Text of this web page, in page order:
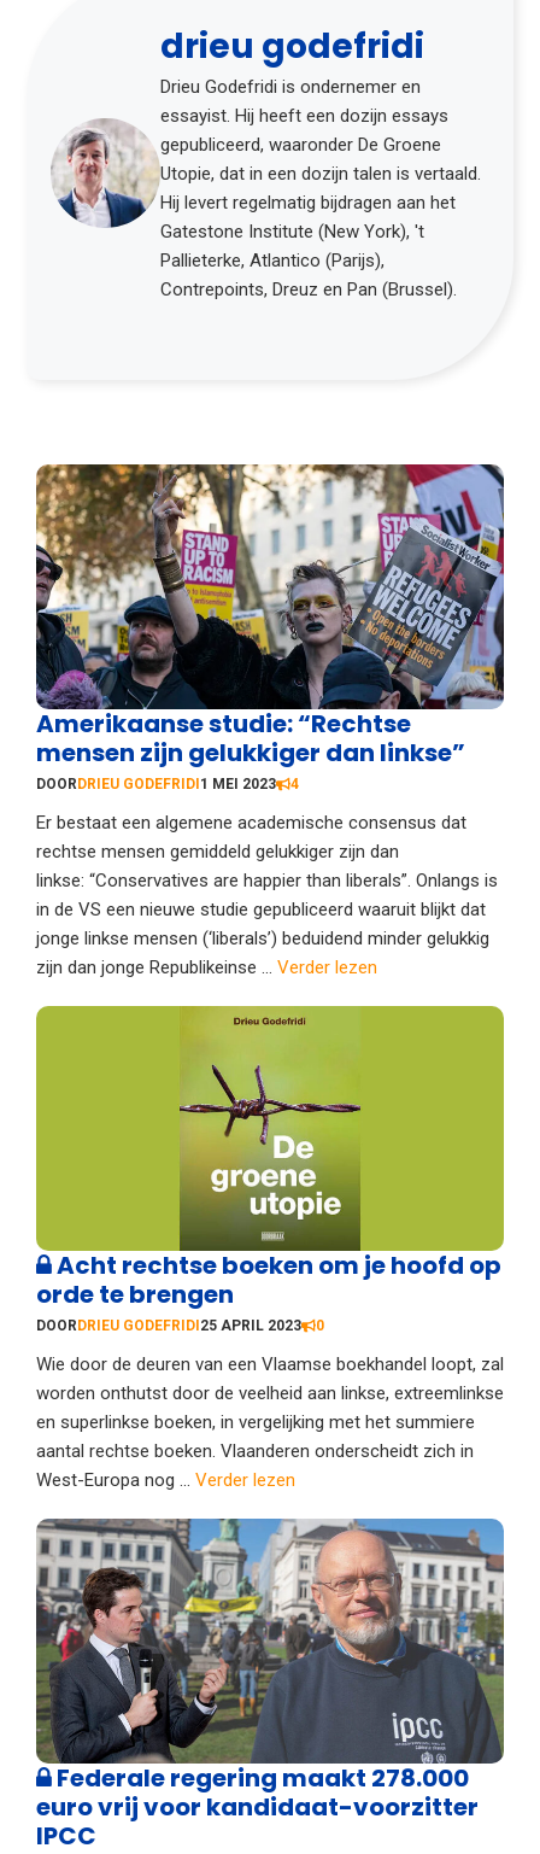
drieu godefridi
Drieu Godefridi is ondernemer en
essayist. Hij heeft een dozijn essays
gepubliceerd, waaronder De Groene
Utopie, dat in een dozijn talen is vertaald.
Hij levert regelmatig bijdragen aan het
Gatestone Institute (New York), 't
Pallieterke, Atlantico (Parijs),
Contrepoints, Dreuz en Pan (Brussel).
Amerikaanse studie: “Rechtse
mensen zijn gelukkiger dan linkse”
DOORDRIEU GODEFRIDI1 MEI 2023 4
Er bestaat een algemene academische consensus dat
rechtse mensen gemiddeld gelukkiger zijn dan
linkse: “Conservatives are happier than liberals”. Onlangs is
in de VS een nieuwe studie gepubliceerd waaruit blijkt dat
jonge linkse mensen (‘liberals’) beduidend minder gelukkig
zijn dan jonge Republikeinse ... Verder lezen
Acht rechtse boeken om je hoofd op
orde te brengen
DOORDRIEU GODEFRIDI25 APRIL 2023 0
Wie door de deuren van een Vlaamse boekhandel loopt, zal
worden onthutst door de veelheid aan linkse, extreemlinkse
en superlinkse boeken, in vergelijking met het summiere
aantal rechtse boeken. Vlaanderen onderscheidt zich in
West-Europa nog ... Verder lezen
Federale regering maakt 278.000
euro vrij voor kandidaat-voorzitter
IPCC